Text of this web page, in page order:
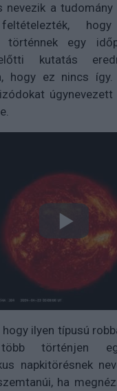
nevezik a tudomány
történnek egy
kutatás
hogy ez nincs így.
ilyen típusú
történjen
napkitörésnek
ha